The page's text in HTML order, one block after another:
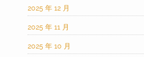
2025 年 12 月
2025 年 11 月
2025 年 10 月